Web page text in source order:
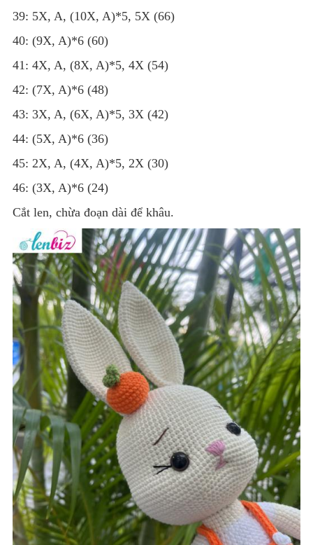
39: 5X, A, (10X, A)*5, 5X (66)
40: (9X, A)*6 (60)
41: 4X, A, (8X, A)*5, 4X (54)
42: (7X, A)*6 (48)
43: 3X, A, (6X, A)*5, 3X (42)
44: (5X, A)*6 (36)
45: 2X, A, (4X, A)*5, 2X (30)
46: (3X, A)*6 (24)
Cắt len, chừa đoạn dài để khâu.